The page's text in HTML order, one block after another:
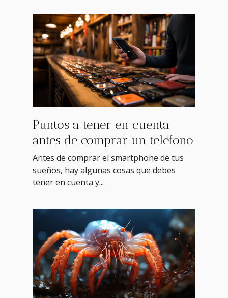
Puntos a tener en cuenta
antes de comprar un teléfono
Antes de comprar el smartphone de tus
sueños, hay algunas cosas que debes
tener en cuenta y...